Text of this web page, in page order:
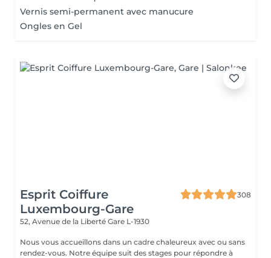
Vernis semi-permanent avec manucure
Ongles en Gel
Esprit Coiffure
Luxembourg-Gare
308
52, Avenue de la Liberté Gare L-1930
Nous vous accueillons dans un cadre chaleureux avec ou sans
rendez-vous. Notre équipe suit des stages pour répondre à